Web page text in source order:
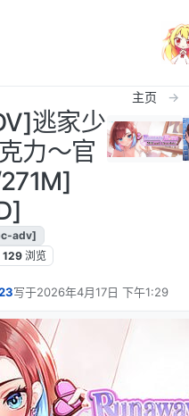
主页
逃家少
力〜官
adv]
129 浏览
写于2026年4月17日 下午1:29
最后由 编辑